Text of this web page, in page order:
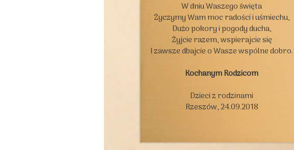
W dniu Waszego święta
Życzymy Wam moc radości i uśmiechu,
Dużo pokory i pogody ducha,
Żyjcie razem, wspierajcie się
I zawsze dbajcie o Wasze wspólne dobro.
Kochanym Rodzicom
Dzieci z rodzinami
Rzeszów, 24.09.2018